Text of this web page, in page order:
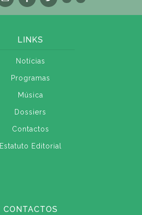
LINKS
Notícias
Programas
Música
Dossiers
Contactos
Estatuto Editorial
CONTACTOS